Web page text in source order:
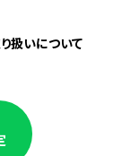
扱いについて